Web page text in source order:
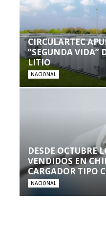
CIRCULARTEC
“SEGUNDA VIDA”
LITIO
NACIONAL
DESDE OCTUBRE
VENDIDOS EN
CARGADOR TIPO C
NACIONAL